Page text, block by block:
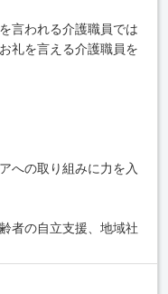
言われる介護職員では
礼を言える介護職員を
への取り組みに力を入
者の自立支援、地域社